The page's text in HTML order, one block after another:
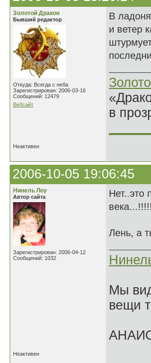
Золотой Дракон
Бывший редактор
Откуда: Всегда с неба
Зарегистрирован: 2006-03-16
Сообщений: 12479
Вебсайт
В
и ветер
в
Неактивен
2006-10-05 19:06:45
Нинель Лоу
Автор сайта
Зарегистрирован: 2006-04-12
Сообщений: 1032
Нет..это
Лень, а
Мы
вещи
Неактивен